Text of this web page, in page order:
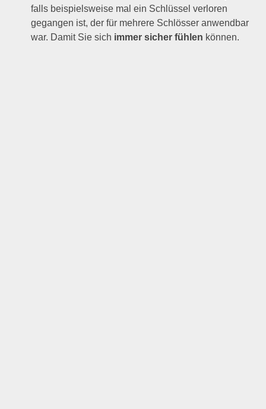
falls beispielsweise mal ein Schlüssel verloren
gegangen ist, der für mehrere Schlösser anwendbar
war. Damit Sie sich immer sicher fühlen können.